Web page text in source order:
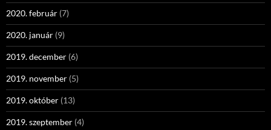
2020. február (7)
2020. január (9)
2019. december (6)
2019. november (5)
2019. október (13)
2019. szeptember (4)